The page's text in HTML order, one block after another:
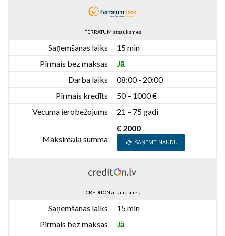
FERRATUM atsauksmes
Saņemšanas laiks
15 min
Pirmais bez maksas
Jā
Darba laiks
08:00 - 20:00
Pirmais kredīts
50 – 1000 €
Vecuma ierobežojums
21 – 75 gadi
Maksimālā summa
€ 2000
SAŅEMT NAUDU
CREDITON atsauksmes
Saņemšanas laiks
15 min
Pirmais bez maksas
Jā